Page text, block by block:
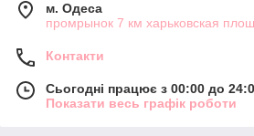
м. Одеса
промрынок 7 км харьковская
Контакти
Сьогодні працює з 00:00 до
Показати весь графік роботи